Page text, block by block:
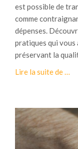
p
o
u
r
t
i
t
e
r
est possible de
comme
dépenses.
pratiques qui
préservant la
Lire la suite de
o
p
o
s
…